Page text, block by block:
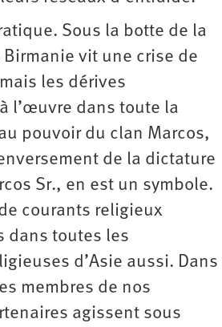
Sous la botte de la
vit une crise de
les dérives
l’œuvre dans toute la
pouvoir du clan Marcos,
de la dictature
Sr., en est un symbole.
courants religieux
dans toutes les
d’Asie aussi. Dans
membres de nos
agissent sous